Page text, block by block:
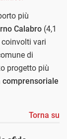
più
Calabro (4,1
vari
di
progetto più
comprensoriale
Torna su